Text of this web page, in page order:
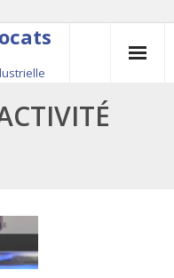
+33 (0)1 84 16 35